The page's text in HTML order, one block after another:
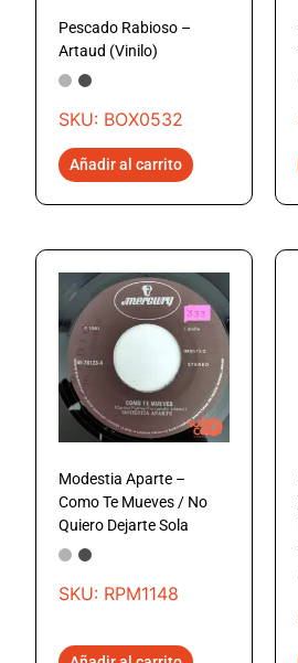
Pescado Rabioso –
Artaud (Vinilo)
SKU: BOX0532
Añadir al carrito
Modestia Aparte –
Como Te Mueves / No
Quiero Dejarte Sola
SKU: RPM1148